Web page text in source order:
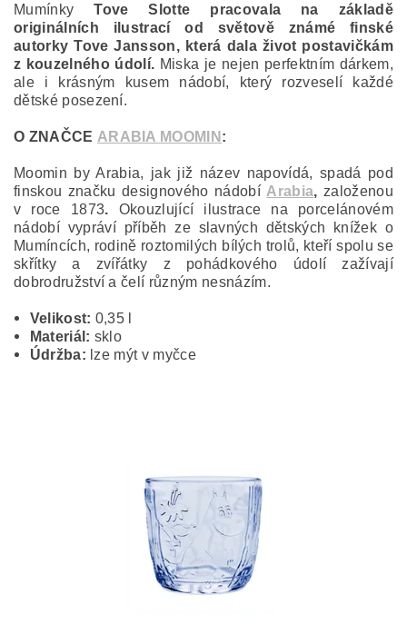
MumínkyTove Slotte pracovala na základě
originálních ilustrací od světově známé finské
autorky Tove Jansson, která dala život postavičkám
z kouzelného údolí. Miska je nejen perfektním dárkem,
ale i krásným kusem nádobí, který rozveselí každé
dětské posezení.
O ZNAČCE ARABIA MOOMIN :
Moomin by Arabia, jak již název napovídá, spadá pod
finskou značku designového nádobí Arabia, založenou
v roce 1873. Okouzlující ilustrace na porcelánovém
nádobí vypráví příběh ze slavných dětských knížek o
Mumíncích, rodině roztomilých bílých trolů, kteří spolu se
skřítky a zvířátky z pohádkového údolí zažívají
dobrodružství a čelí různým nesnázím.
Velikost: 0,35 l
Materiál: sklo
Údržba: lze mýt v myčce